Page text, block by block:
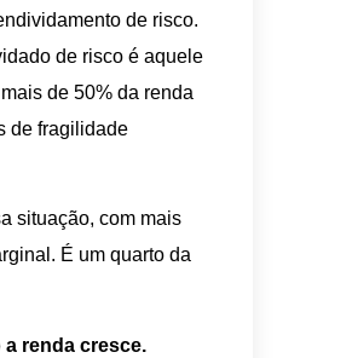
de risco.
de risco é aquele
de 50% da renda
de fragilidade
situação, com mais
É um quarto da
renda cresce.